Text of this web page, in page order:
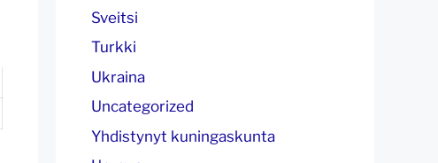
Sveitsi
Turkki
Ukraina
Uncategorized
Yhdistynyt kuningaskunta